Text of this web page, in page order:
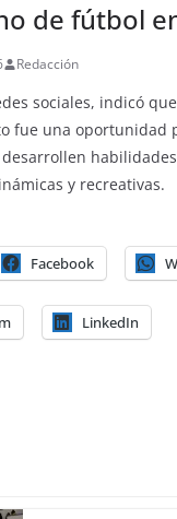
de fútbol
Redacción
sociales, indicó
fue una oportunidad
y recreativas.
Facebook
LinkedIn